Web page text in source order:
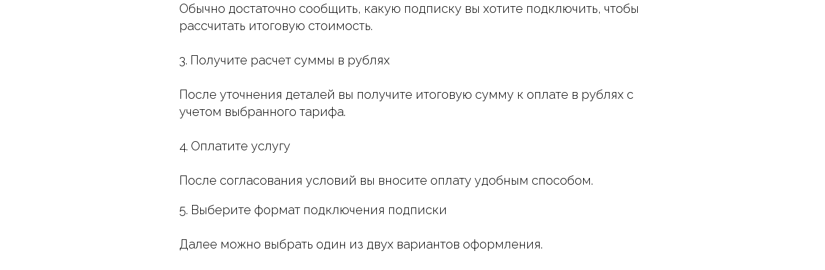
Обычно достаточно сообщить, какую подписку вы хотите подключить, чтобы
рассчитать итоговую стоимость.
3. Получите расчет суммы в рублях
После уточнения деталей вы получите итоговую сумму к оплате в рублях с
учетом выбранного тарифа.
4. Оплатите услугу
После согласования условий вы вносите оплату удобным способом.
5. Выберите формат подключения подписки
Далее можно выбрать один из двух вариантов оформления.